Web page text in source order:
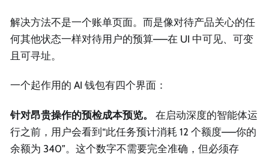
解决方法不是一个账单页面。而是像对待产品关心的任
何其他状态一样对待用户的预算——在 UI 中可见、可变
且可寻址。
一个起作用的 AI 钱包有四个界面：
针对昂贵操作的预检成本预览。
在启动深度的智能体运
行之前，用户会看到“此任务预计消耗 12 个额度——你的
余额为 340”。这个数字不需要完全准确，但必须存